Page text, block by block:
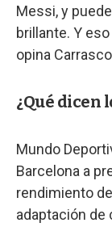
Messi, y
brillante. Y
opina
¿Qué dicen
Mundo
Barcelona a
rendimiento
adaptación de